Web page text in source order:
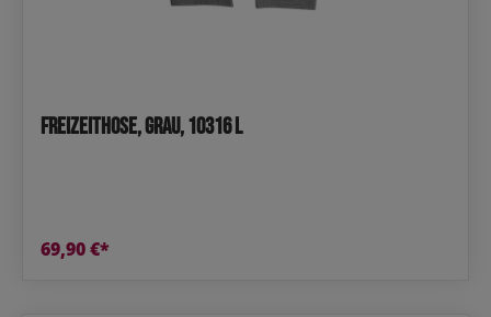
Freizeithose, Grau, 10316 L
69,90 €*